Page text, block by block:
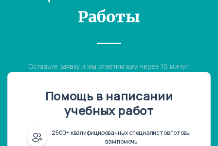
Работы
Оставьте заявку и мы ответим вам через 15 минут!
Помощь в написании
учебных работ
2500+ квалифицированных специалистов готовы
вам помочь